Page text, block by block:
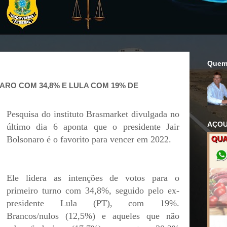
COM 34,8% E LULA COM 19% DE
Pesquisa do instituto Brasmarket divulgada no
último dia 6 aponta que o presidente Jair
Bolsonaro é o favorito para vencer em 2022.
Ele lidera as intenções de votos para o
primeiro turno com 34,8%, seguido pelo ex-
presidente Lula (PT), com 19%.
Brancos/nulos (12,5%) e aqueles que não